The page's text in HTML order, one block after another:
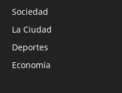
Sociedad
La Ciudad
Deportes
Economía